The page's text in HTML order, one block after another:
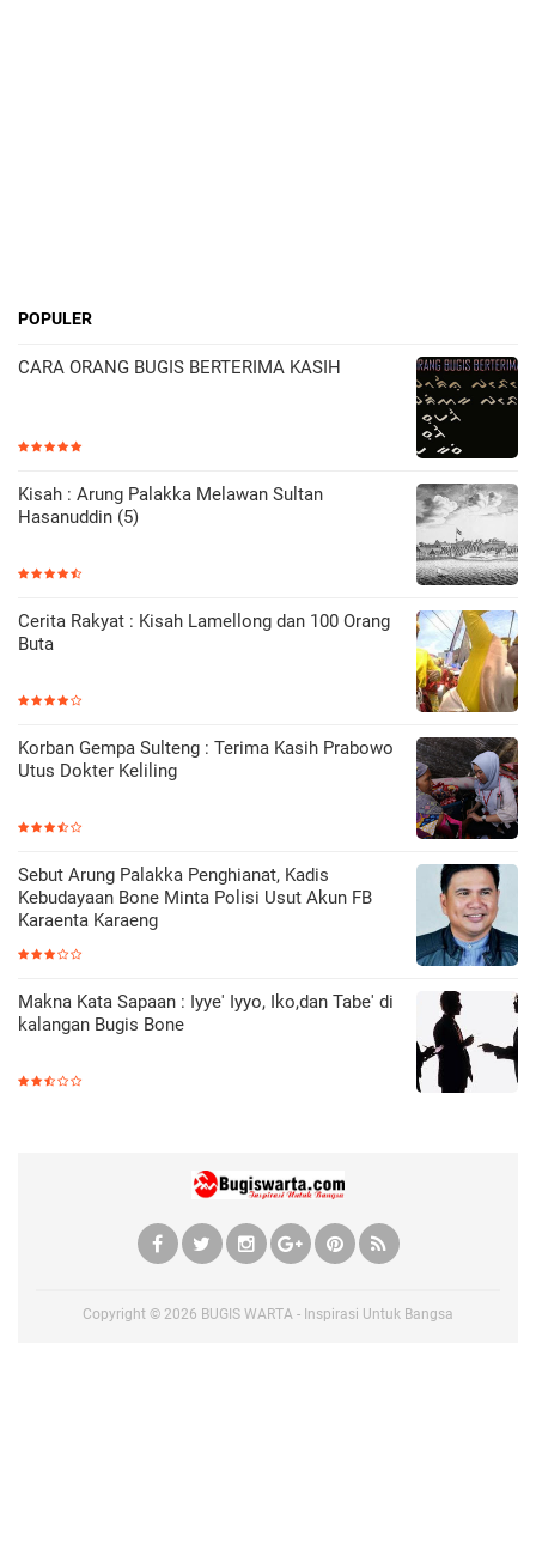
POPULER
CARA ORANG BUGIS BERTERIMA KASIH
Kisah : Arung Palakka Melawan Sultan
Hasanuddin (5)
Cerita Rakyat : Kisah Lamellong dan 100 Orang
Buta
Korban Gempa Sulteng : Terima Kasih Prabowo
Utus Dokter Keliling
Sebut Arung Palakka Penghianat, Kadis
Kebudayaan Bone Minta Polisi Usut Akun FB
Karaenta Karaeng
Makna Kata Sapaan : Iyye' Iyyo, Iko,dan Tabe' di
kalangan Bugis Bone
Copyright © 2026 BUGIS WARTA - Inspirasi Untuk Bangsa